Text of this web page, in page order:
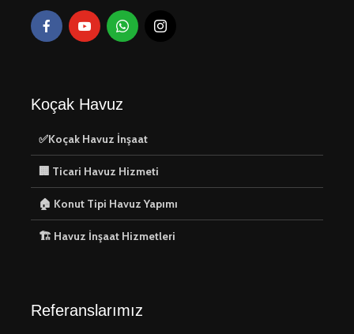
Koçak Havuz
✅Koçak Havuz İnşaat
🏢 Ticari Havuz Hizmeti
🏠 Konut Tipi Havuz Yapımı
🏗️ Havuz İnşaat Hizmetleri
Referanslarımız